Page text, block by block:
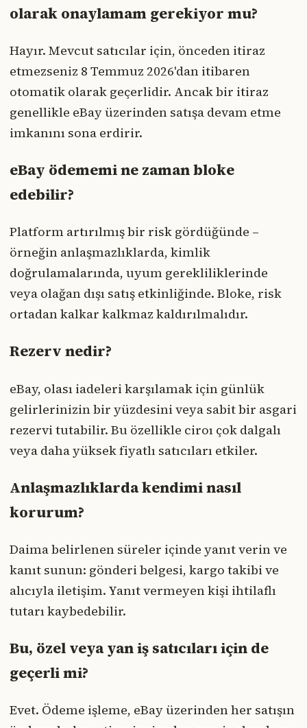
olarak onaylamam gerekiyor mu?
Hayır. Mevcut satıcılar için, önceden itiraz
etmezseniz 8 Temmuz 2026'dan itibaren
otomatik olarak geçerlidir. Ancak bir itiraz
genellikle eBay üzerinden satışa devam etme
imkanını sona erdirir.
eBay ödememi ne zaman bloke
edebilir?
Platform artırılmış bir risk gördüğünde –
örneğin anlaşmazlıklarda, kimlik
doğrulamalarında, uyum gerekliliklerinde
veya olağan dışı satış etkinliğinde. Bloke, risk
ortadan kalkar kalkmaz kaldırılmalıdır.
Rezerv nedir?
eBay, olası iadeleri karşılamak için günlük
gelirlerinizin bir yüzdesini veya sabit bir asgari
rezervi tutabilir. Bu özellikle ciroı çok dalgalı
veya daha yüksek fiyatlı satıcıları etkiler.
Anlaşmazlıklarda kendimi nasıl
korurum?
Daima belirlenen süreler içinde yanıt verin ve
kanıt sunun: gönderi belgesi, kargo takibi ve
alıcıyla iletişim. Yanıt vermeyen kişi ihtilaflı
tutarı kaybedebilir.
Bu, özel veya yan iş satıcıları için de
geçerli mi?
Evet. Ödeme işleme, eBay üzerinden her satışın